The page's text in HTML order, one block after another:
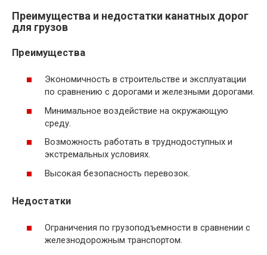
Преимущества и недостатки канатных дорог
для грузов
Преимущества
Экономичность в строительстве и эксплуатации
по сравнению с дорогами и железными дорогами.
Минимальное воздействие на окружающую
среду.
Возможность работать в труднодоступных и
экстремальных условиях.
Высокая безопасность перевозок.
Недостатки
Ограничения по грузоподъемности в сравнении с
железнодорожным транспортом.